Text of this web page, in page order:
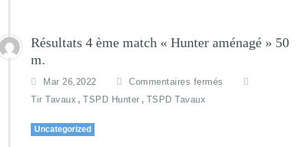
Résultats 4 ème match « Hunter aménagé » 50
m.
Mar 26,2022
Commentaires fermés
Tir Tavaux , TSPD Hunter , TSPD Tavaux
Uncategorized